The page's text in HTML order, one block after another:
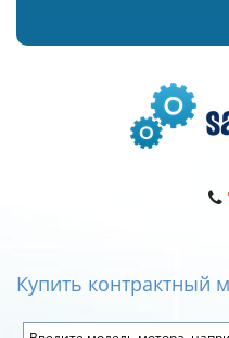
Купить контрактный